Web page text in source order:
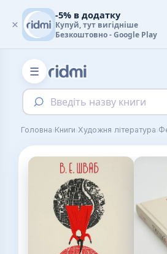
☰
Введіть назву книги
Головна›Книги›Художня література›
×
-5% в додатку
Купуй, тут вигідніше
Безкоштовно - Google Play